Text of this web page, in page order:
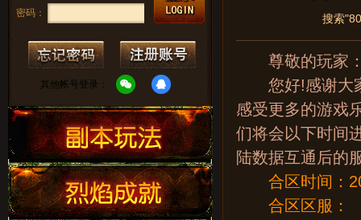
密码：
其他帐号登录：
搜索
尊敬的玩家
您好!感谢大家
感受更多的游戏
们将会以下时间
陆数据互通后的
合区时间 ：
合区区服：